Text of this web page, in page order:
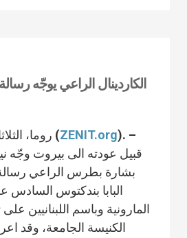
الكاردينال الراعي يوجّه
روما، الثلاثاء 30 أكتوبر 2012 (ZENIT.org). –
بشارة بطرس الراعي
البابا بندكتوس السادس
المارونية وباسم اللبنانيين على
الكنيسة الجامعة، وقد